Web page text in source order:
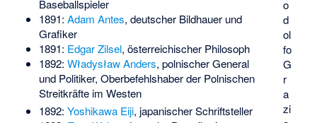
o
d
ol
fo
G
r
a
zi
Baseballspieler
1891: Adam Antes, deutscher Bildhauer und
Grafiker
1891: Edgar Zilsel, österreichischer Philosoph
1892: Władysław Anders, polnischer General
und Politiker, Oberbefehlshaber der Polnischen
Streitkräfte im Westen
1892: Yoshikawa Eiji, japanischer Schriftsteller